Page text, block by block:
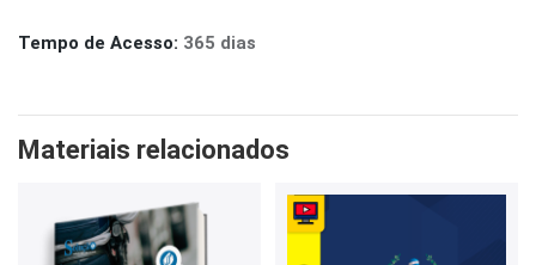
Tempo de Acesso: 365 dias
Materiais relacionados